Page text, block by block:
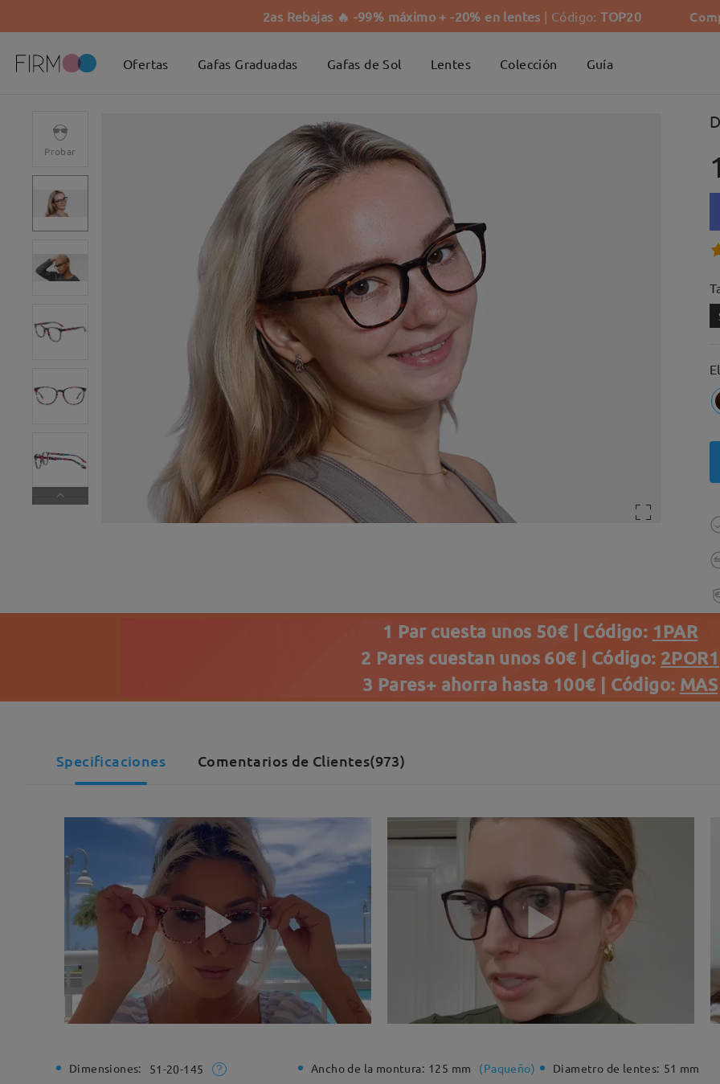
2as Rebajas 🔥 -99% máximo + -20% en lentes | Código:TOP20
Ofertas Gafas Graduadas Gafas de Sol Lentes Colección Guía
Probar
1 Par cuesta unos 50€ | Código: 1PAR
2 Pares cuestan unos 60€ | Código: 2POR1
3 Pares+ ahorra hasta 100€ | Código: MAS
Specificaciones Comentarios de Clientes(973)
Dimensiones: 51-20-145 Ancho de la montura: 125 mm (Paqueño) Diametro de lentes: 51 mm